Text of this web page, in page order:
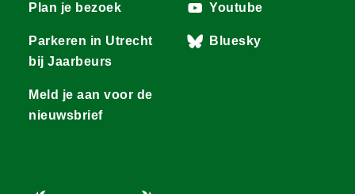
Plan je bezoek
Parkeren in Utrecht
bij Jaarbeurs
Meld je aan voor de
nieuwsbrief
Youtube
Bluesky